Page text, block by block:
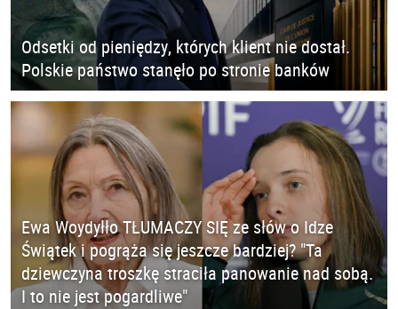
Odsetki od pieniędzy, których klient nie dostał.
Polskie państwo stanęło po stronie banków
Ewa Woydyłło TŁUMACZY SIĘ ze słów o Idze
Świątek i pogrąża się jeszcze bardziej? "Ta
dziewczyna troszkę straciła panowanie nad sobą.
I to nie jest pogardliwe"